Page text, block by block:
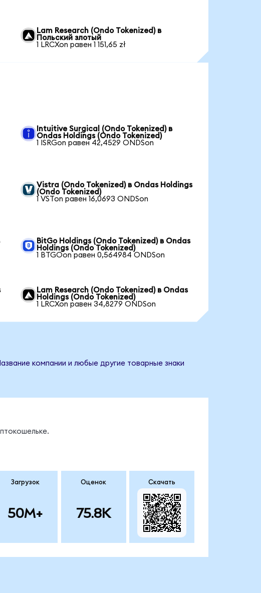
Lam Research (Ondo Tokenized) в
Польский злотый
1 LRCXon равен 1 151,65 zł
Intuitive Surgical (Ondo Tokenized) в
Ondas Holdings (Ondo Tokenized)
1 ISRGon равен 42,4529 ONDSon
Vistra (Ondo Tokenized) в Ondas Holdings
(Ondo Tokenized)
1 VSTon равен 16,0693 ONDSon
BitGo Holdings (Ondo Tokenized) в Ondas
Holdings (Ondo Tokenized)
1 BTGOon равен 0,564984 ONDSon
Lam Research (Ondo Tokenized) в Ondas
Holdings (Ondo Tokenized)
1 LRCXon равен 34,8279 ONDSon
компании и любые другие товарные знаки
Загрузок
50M+
Оценок
75.8K
Скачать